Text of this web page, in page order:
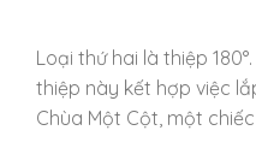
Loại thứ hai là thiệp
thiệp này kết hợp việc
Chùa Một Cột, một